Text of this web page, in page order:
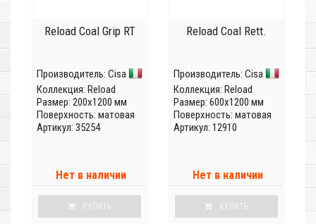
Reload Coal Grip RT
Производитель: Cisa
Коллекция: Reload
Размер: 200x1200 мм
Поверхность: матовая
Артикул: 35254
Нет в наличии
КУПИТЬ
Reload Coal Rett.
Производитель: Cisa
Коллекция: Reload
Размер: 600x1200 мм
Поверхность: матовая
Артикул: 12910
Нет в наличии
КУПИТЬ